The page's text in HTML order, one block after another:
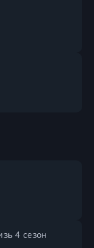
4 сезон